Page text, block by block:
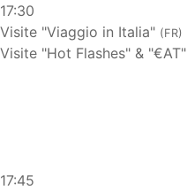
17:30
Visite "Viaggio in Italia" (FR)
Visite "Hot Flashes" & "€AT"
17:45